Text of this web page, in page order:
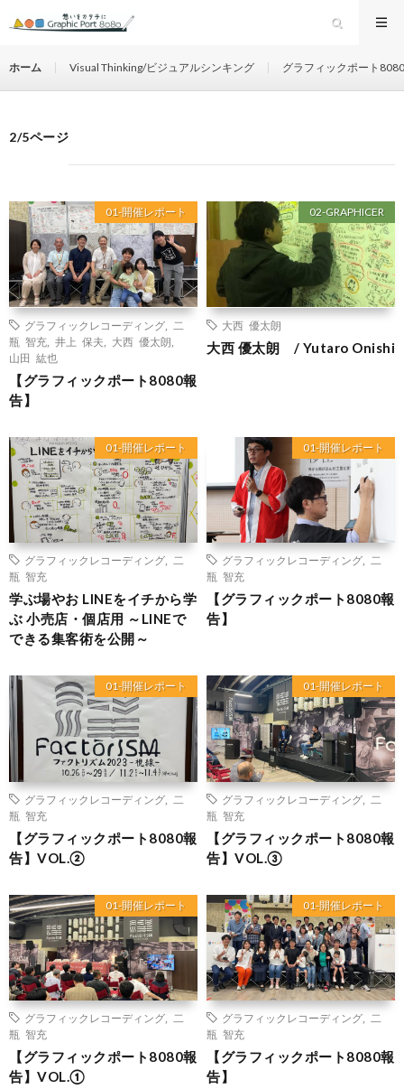
ホーム Visual Thinking/ビジュアルシンキング グラフィックポート
2/5ページ
01-開催レポート
グラフィックレコーディング
二
瓶 智充
井上 保夫 大西 優太朗
山田 紘也
【グラフィックポート8080報
告】
02-GRAPHICER
大西 優太朗
大西 優太朗 / Yutaro Onishi
01-開催レポート
グラフィックレコーディング
二
瓶 智充
学ぶ場やお LINEをイチから学
ぶ 小売店・個店用 ～LINEで
できる集客術を公開～
01-開催レポート
グラフィックレコーディング
二
瓶 智充
【グラフィックポート8080報
告】
01-開催レポート
グラフィックレコーディング
二
瓶 智充
【グラフィックポート8080報
告】VOL.②
01-開催レポート
グラフィックレコーディング
二
瓶 智充
【グラフィックポート8080報
告】VOL.③
01-開催レポート
グラフィックレコーディング
二
瓶 智充
【グラフィックポート8080報
告】VOL.①
01-開催レポート
グラフィックレコーディング
二
瓶 智充
【グラフィックポート8080報
告】